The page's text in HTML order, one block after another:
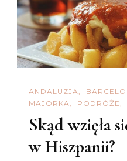
ANDALUZJA
MAJORKA
PODRÓŻE
Skąd wzięła
w Hiszpanii?